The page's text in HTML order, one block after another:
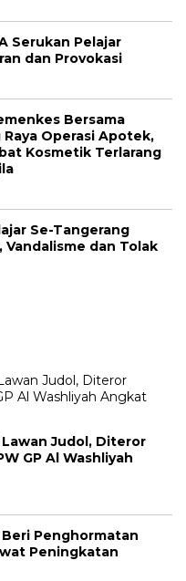
Serukan Pelajar
dan Provokasi
Bersama
Operasi Apotek,
Kosmetik Terlarang
Se-Tangerang
Vandalisme dan Tolak
Lawan Judol, Diteror
GP Al Washliyah
Beri Penghormatan
Peningkatan